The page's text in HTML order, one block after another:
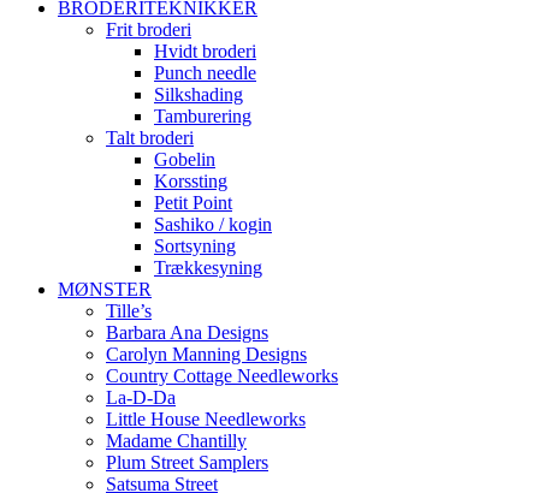
BRODERITEKNIKKER
Frit broderi
Hvidt broderi
Punch needle
Silkshading
Tamburering
Talt broderi
Gobelin
Korssting
Petit Point
Sashiko / kogin
Sortsyning
Trækkesyning
MØNSTER
Tille’s
Barbara Ana Designs
Carolyn Manning Designs
Country Cottage Needleworks
La-D-Da
Little House Needleworks
Madame Chantilly
Plum Street Samplers
Satsuma Street